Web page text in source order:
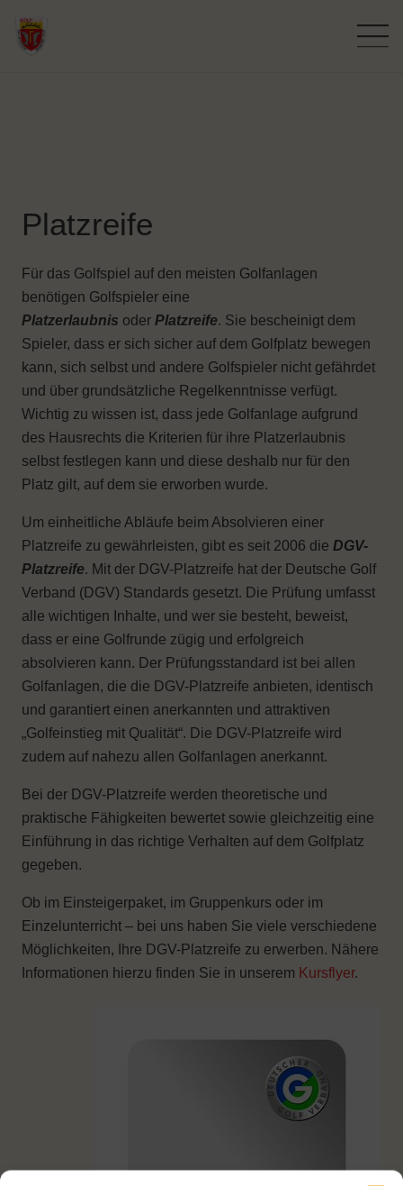
Platzreife
Für das Golfspiel auf den meisten Golfanlagen
benötigen Golfspieler eine
Platzerlaubnis oder Platzreife. Sie bescheinigt dem
Spieler, dass er sich sicher auf dem Golfplatz bewegen
kann, sich selbst und andere Golfspieler nicht gefährdet
und über grundsätzliche Regelkenntnisse verfügt.
Wichtig zu wissen ist, dass jede Golfanlage aufgrund
des Hausrechts die Kriterien für ihre Platzerlaubnis
selbst festlegen kann und diese deshalb nur für den
Platz gilt, auf dem sie erworben wurde.
Um einheitliche Abläufe beim Absolvieren einer
Platzreife zu gewährleisten, gibt es seit 2006 die DGV-
Platzreife. Mit der DGV-Platzreife hat der Deutsche Golf
Verband (DGV) Standards gesetzt. Die Prüfung umfasst
alle wichtigen Inhalte, und wer sie besteht, beweist,
dass er eine Golfrunde zügig und erfolgreich
absolvieren kann. Der Prüfungsstandard ist bei allen
Golfanlagen, die die DGV-Platzreife anbieten, identisch
und garantiert einen anerkannten und attraktiven
„Golfeinstieg mit Qualität“. Die DGV-Platzreife wird
zudem auf nahezu allen Golfanlagen anerkannt.
Bei der DGV-Platzreife werden theoretische und
praktische Fähigkeiten bewertet sowie gleichzeitig eine
Einführung in das richtige Verhalten auf dem Golfplatz
gegeben.
Ob im Einsteigerpaket, im Gruppenkurs oder im
Einzelunterricht – bei uns haben Sie viele verschiedene
Möglichkeiten, Ihre DGV-Platzreife zu erwerben. Nähere
Informationen hierzu finden Sie in unserem Kursflyer.